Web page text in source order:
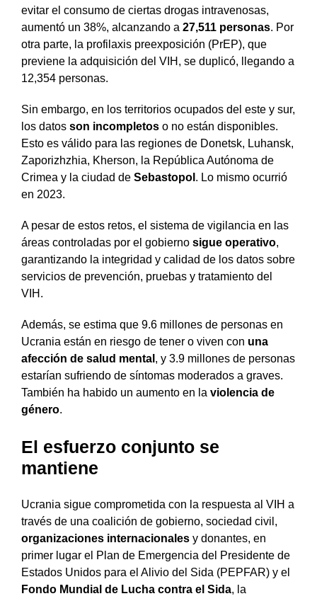
evitar el consumo de ciertas drogas intravenosas,
aumentó un 38%, alcanzando a 27,511 personas. Por
otra parte, la profilaxis preexposición (PrEP), que
previene la adquisición del VIH, se duplicó, llegando a
12,354 personas.
Sin embargo, en los territorios ocupados del este y sur,
los datos son incompletos o no están disponibles.
Esto es válido para las regiones de Donetsk, Luhansk,
Zaporizhzhia, Kherson, la República Autónoma de
Crimea y la ciudad de Sebastopol . Lo mismo ocurrió
en 2023.
A pesar de estos retos, el sistema de vigilancia en las
áreas controladas por el gobierno sigue operativo,
garantizando la integridad y calidad de los datos sobre
servicios de prevención, pruebas y tratamiento del
VIH.
Además, se estima que 9.6 millones de personas en
Ucrania están en riesgo de tener o viven con una
afección de salud mental , y 3.9 millones de personas
estarían sufriendo de síntomas moderados a graves.
También ha habido un aumento en la violencia de
género.
El esfuerzo conjunto se
mantiene
Ucrania sigue comprometida con la respuesta al VIH a
través de una coalición de gobierno, sociedad civil,
organizaciones internacionales y donantes, en
primer lugar el Plan de Emergencia del Presidente de
Estados Unidos para el Alivio del Sida (PEPFAR) y el
Fondo Mundial de Lucha contra el Sida, la